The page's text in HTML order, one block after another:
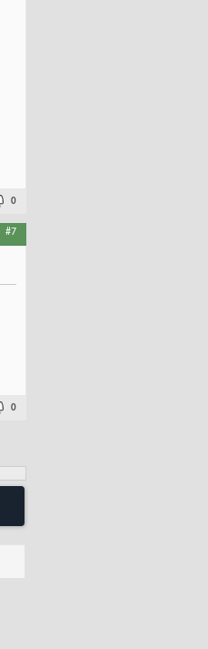
0
#7
0